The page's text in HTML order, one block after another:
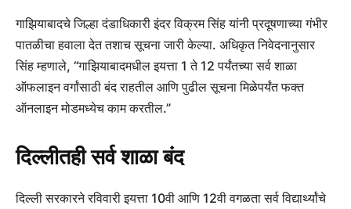
गाझियाबादचे जिल्हा दंडाधिकारी इंदर विक्रम सिंह यांनी प्रदूषणाच्या गंभीर
पातळीचा हवाला देत तशाच सूचना जारी केल्या. अधिकृत निवेदनानुसार
सिंह म्हणाले, “गाझियाबादमधील इयत्ता 1 ते 12 पर्यंतच्या सर्व शाळा
ऑफलाइन वर्गांसाठी बंद राहतील आणि पुढील सूचना मिळेपर्यंत फक्त
ऑनलाइन मोडमध्येच काम करतील.”
दिल्लीतही सर्व शाळा बंद
दिल्ली सरकारने रविवारी इयत्ता 10वी आणि 12वी वगळता सर्व विद्यार्थ्यांचे